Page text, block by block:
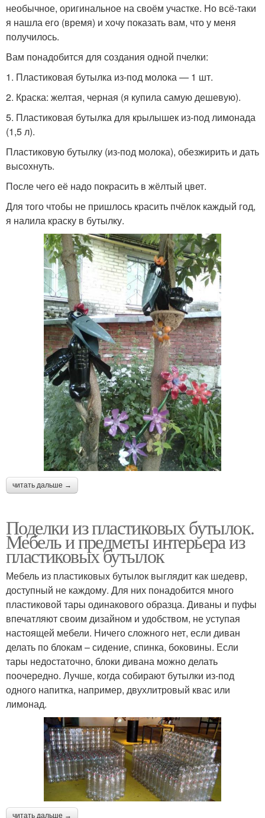
необычное, оригинальное на своём участке. Но всё-таки
я нашла его (время) и хочу показать вам, что у меня
получилось.
Вам понадобится для создания одной пчелки:
1. Пластиковая бутылка из-под молока — 1 шт.
2. Краска: желтая, черная (я купила самую дешевую).
5. Пластиковая бутылка для крылышек из-под лимонада
(1,5 л).
Пластиковую бутылку (из-под молока), обезжирить и дать
высохнуть.
После чего её надо покрасить в жёлтый цвет.
Для того чтобы не пришлось красить пчёлок каждый год,
я налила краску в бутылку.
читать дальше →
Поделки из пластиковых бутылок.
Мебель и предметы интерьера из
пластиковых бутылок
Мебель из пластиковых бутылок выглядит как шедевр,
доступный не каждому. Для них понадобится много
пластиковой тары одинакового образца. Диваны и пуфы
впечатляют своим дизайном и удобством, не уступая
настоящей мебели. Ничего сложного нет, если диван
делать по блокам – сидение, спинка, боковины. Если
тары недостаточно, блоки дивана можно делать
поочередно. Лучше, когда собирают бутылки из-под
одного напитка, например, двухлитровый квас или
лимонад.
читать дальше →